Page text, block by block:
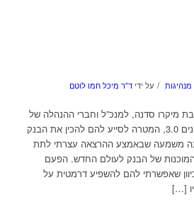
מנהיגות / על ידי ד"ר מיכל חמו לוטם
מיקרו סדנה, למנכ”ל וחברי ההנהלה של
בנק ישראלי. הנושא – ארגונים 3.0, המטרה לסייע להם להכין את הבנק
משמעה שבאמצע ההרצאה עצרתי לתת
של הבנק לעולם החדש. הפעם
שאפשרתי להם להשפיע דרמטית על
[…]